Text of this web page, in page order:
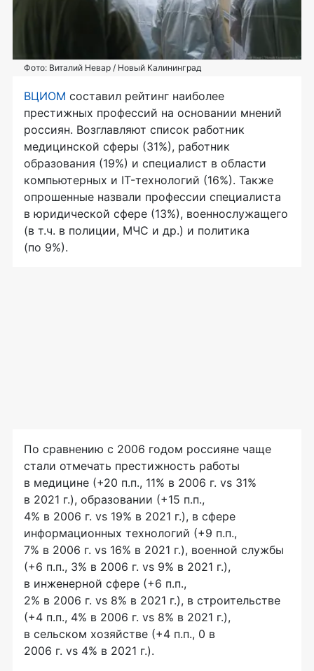
Фото: Виталий Невар / Новый Калининград
ВЦИОМ составил рейтинг наиболее
престижных профессий на основании мнений
россиян. Возглавляют список работник
медицинской сферы (31%), работник
образования (19%) и специалист в области
компьютерных и IT-технологий (16%). Также
опрошенные назвали профессии специалиста
в юридической сфере (13%), военнослужащего
(в т.ч. в полиции, МЧС и др.) и политика
(по 9%).
По сравнению с 2006 годом россияне чаще
стали отмечать престижность работы
в медицине (+20 п.п., 11% в 2006 г. vs 31%
в 2021 г.), образовании (+15 п.п.,
4% в 2006 г. vs 19% в 2021 г.), в сфере
информационных технологий (+9 п.п.,
7% в 2006 г. vs 16% в 2021 г.), военной службы
(+6 п.п., 3% в 2006 г. vs 9% в 2021 г.),
в инженерной сфере (+6 п.п.,
2% в 2006 г. vs 8% в 2021 г.), в строительстве
(+4 п.п., 4% в 2006 г. vs 8% в 2021 г.),
в сельском хозяйстве (+4 п.п., 0 в
2006 г. vs 4% в 2021 г.).